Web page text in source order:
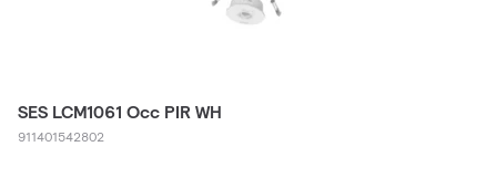
SES LCM1061 Occ PIR WH
911401542802